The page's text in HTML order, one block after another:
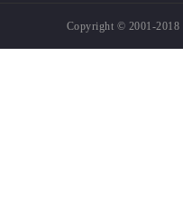
Copyright © 2001-2018